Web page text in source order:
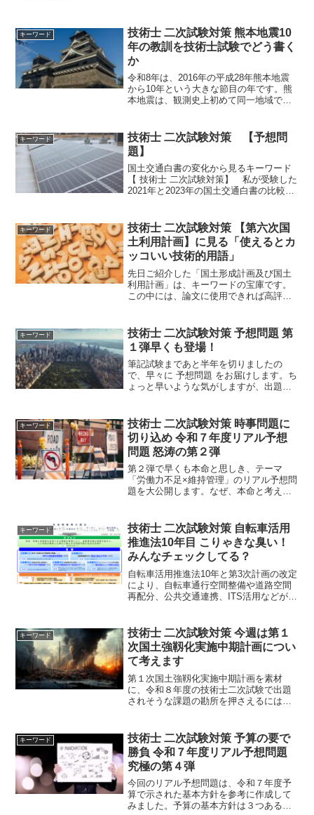
キーワード
技術士 二次試験対策 熊本地震10
年の教訓を技術士試験でどう書く
か
令和8年は、2016年の平成28年熊本地震
から10年という大きな節目の年です。熊
本地震は、観測史上初めて同一地域で震
の豪雨による複合災害まで、多くの教訓
を残しました。
キーワード
技術士 二次試験対策 【予想問
題】
国土交通白書の変化から見るキーワード
【 技術士 二次試験対策】 私が受験した
2021年と2023年の国土交通白書の比較を
た。第Ⅱ部の構成は、ほぼ変わっていな
いのに対し、...
キーワード
技術士 二次試験対策 【第六次国
土利用計画】に見る「使えるとカ
ッコいい技術的用語」
先日ご紹介した「国土形成計画及び国土
利用計画」は、キーワードの宝庫です。
この中には、論文に使用できれば高評価
すれば低評価間違いなしの諸刃の剣で
す。
キーワード
技術士 二次試験対策 予想問題 第
１弾早くも登場！
筆記試験まであと半年を切りましたの
で、早々に 予想問題 をお届けします。ち
ょっと早いような気がしますが、出題の
いた場合、本番の難易度は一気に下がり
ます。
キーワード
技術士 二次試験対策 時事問題に
切り込め 令和７年度リアル予想
問題 怒涛の第２弾
第２弾で早くも本命と思しき、テーマ
「労働力不足×維持管理」のリアル予想問
題を大公開します。なぜ、本命と考えた
らです。技術者として、取り組むべき重
要なテーマです。
キーワード
技術士 二次試験対策 自転車活用
推進法10年目 こりゃきな臭い！
みんなチェックしてる？
自転車活用推進法10年と第3次計画の改定
により、自転車通行空間整備や道路空間
再配分、公共交通連携、ITS活用などが強
れらのテーマが高確率で出題されます。
キーワード
技術士 二次試験対策 今週は第１
次国土強靱化実施中期計画につい
て考えます
第１次国土強靱化実施中期計画を素材
に、令和８年度の技術士二次試験で出題
されそうな課題の勘所を押さえるには、
があります。国土強靱化は、もはや国家
運営の生命線！
キーワード
技術士 二次試験対策 予算の要で
勝負 令和７年度リアル予想問題
究極の第４弾
今回のリアル予想問題は、令和７年度予
算で示された基本方針を参考に作成して
みました。予算の基本方針は３つあるの